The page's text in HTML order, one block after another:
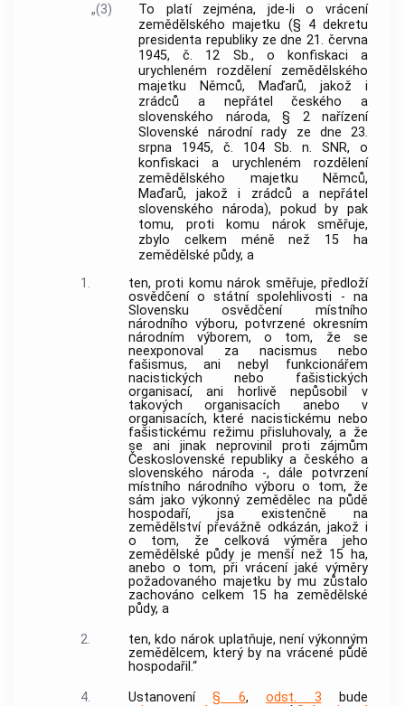
„(3)
To platí zejména, jde-li o vrácení
zemědělského majetku (§ 4 dekretu
presidenta republiky ze dne 21. června
1945, č. 12 Sb., o konfiskaci a
urychleném rozdělení zemědělského
majetku Němců, Maďarů, jakož i
zrádců a nepřátel českého a
slovenského národa, § 2 nařízení
Slovenské národní rady ze dne 23.
srpna 1945, č. 104 Sb. n. SNR, o
konfiskaci a urychleném rozdělení
zemědělského majetku Němců,
Maďarů, jakož i zrádců a nepřátel
slovenského národa), pokud by pak
tomu, proti komu nárok směřuje,
zbylo celkem méně než 15 ha
zemědělské půdy, a
1.
ten, proti komu nárok směřuje, předloží
osvědčení o státní spolehlivosti - na
Slovensku osvědčení místního
národního výboru, potvrzené okresním
národním výborem, o tom, že se
neexponoval za nacismus nebo
fašismus, ani nebyl funkcionářem
nacistických nebo fašistických
organisací, ani horlivě nepůsobil v
takových organisacích anebo v
organisacích, které nacistickému nebo
fašistickému režimu přisluhovaly, a že
se ani jinak neprovinil proti zájmům
Československé republiky a českého a
slovenského národa -, dále potvrzení
místního národního výboru o tom, že
sám jako výkonný zemědělec na půdě
hospodaří, jsa existenčně na
zemědělství převážně odkázán, jakož i
o tom, že celková výměra jeho
zemědělské půdy je menší než 15 ha,
anebo o tom, při vrácení jaké výměry
požadovaného majetku by mu zůstalo
zachováno celkem 15 ha zemědělské
půdy, a
2.
ten, kdo nárok uplatňuje, není výkonným
zemědělcem, který by na vrácené půdě
hospodařil.“
4.
Ustanovení§ 6,odst. 3 bude